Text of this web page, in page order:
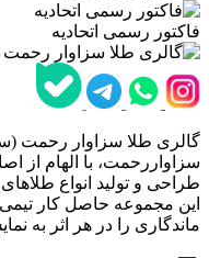
فاکتور رسمی اتحادیه
گالری طلا سزاوار رحمت
سزاواررحمت، با الهام از
طراحی و تولید انواع
این مجموعه حاصل کار
ماندگاری را در هر اثر به